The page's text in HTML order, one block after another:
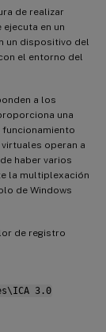
de realizar
en un
un dispositivo del
el entorno del
a los
una
operan a
haber varios
la multiplexación
de Windows
de registro
3.0